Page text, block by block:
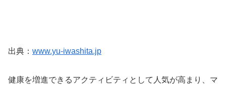
出典： www.yu-iwashita.jp
健康を増進できるアクティビティとして人気が高まり、マ